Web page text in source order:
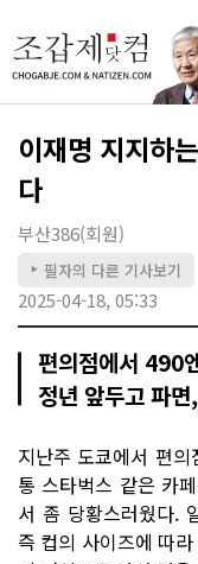
이재명 지지하
다
부산386(회원)
▶ 필자의 다른 기사보기
2025-04-18, 05:33
편의점에서 490
정년 앞두고 파
지난주 도쿄에서 편
통 스타벅스 같은 카
서 좀 당황스러웠다.
즉 컵의 사이즈에 따